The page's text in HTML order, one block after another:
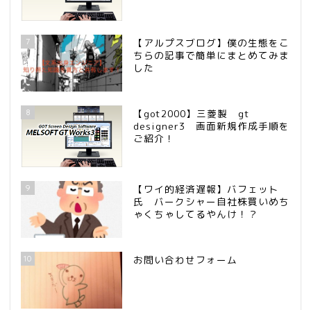
7
【アルプスブログ】僕の生態をこ
ちらの記事で簡単にまとめてみま
した
8
【got2000】三菱製 gt
designer3 画面新規作成手順を
ご紹介！
9
【ワイ的経済遅報】バフェット
氏 バークシャー自社株買いめち
ゃくちゃしてるやんけ！？
10 お問い合わせフォーム